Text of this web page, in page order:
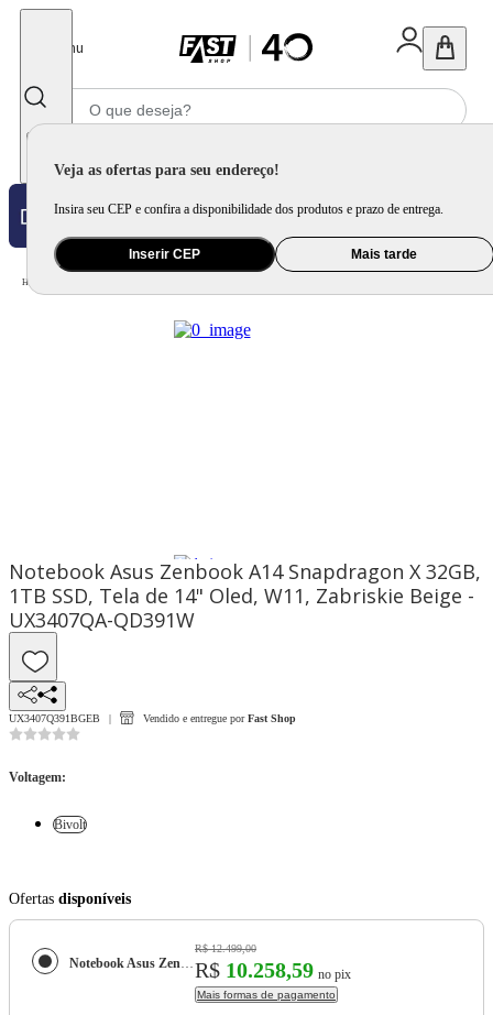
Menu
Veja as ofertas para seu endereço!
Insira seu CEP e confira a disponibilidade dos produtos e prazo de entrega.
Inserir CEP Mais tarde
Home
Notebook Asus Zenbook A14 Snapdragon X 32GB,
1TB SSD, Tela de 14" Oled, W11, Zabriskie Beige -
UX3407QA-QD391W
UX3407Q391BGEB Vendido e entregue por Fast Shop
Voltagem:
Bivolt
Ofertas disponíveis
R$ 12.499,00
R$ 10.258,59 no pix
Mais formas de pagamento